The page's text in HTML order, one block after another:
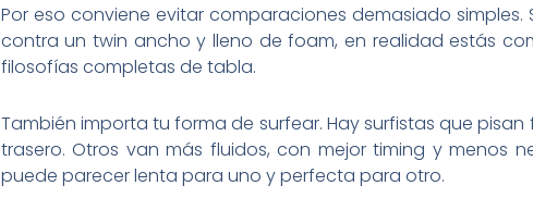
Por eso conviene evitar comparaciones demasiado
contra un twin ancho y lleno de foam, en realidad estás
filosofías completas de tabla.
También importa tu forma de surfear. Hay surfistas que
trasero. Otros van más fluidos, con mejor timing y menos
puede parecer lenta para uno y perfecta para otro.